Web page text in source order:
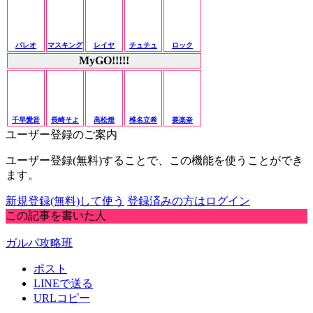
パレオ マスキング レイヤ チュチュ ロック
MyGO!!!!!
千早愛音 長崎そよ 高松燈 椎名立希 要楽奈
ユーザー登録のご案内
ユーザー登録(無料)することで、この機能を使うことができ
ます。
新規登録(無料)して使う 登録済みの方はログイン
この記事を書いた人
ガルパ攻略班
ポスト
LINEで送る
URLコピー